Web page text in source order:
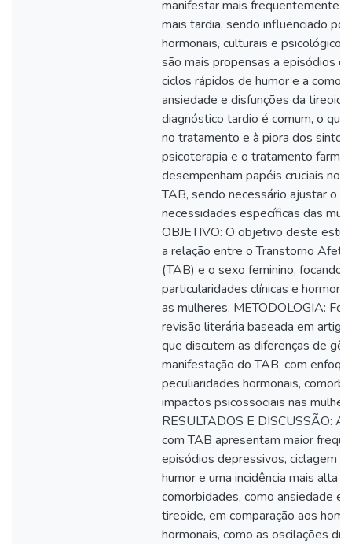
manifestar mais frequentemente
mais tardia, sendo influenciado
hormonais, culturais e
são mais propensas a episódios
ciclos rápidos de humor e a
ansiedade e disfunções da
diagnóstico tardio é comum, o
no tratamento e à piora dos
psicoterapia e o tratamento
desempenham papéis cruciais no
TAB, sendo necessário ajustar o
necessidades específicas das
OBJETIVO: O objetivo deste
a relação entre o Transtorno
(TAB) e o sexo feminino, focando
particularidades clínicas e
as mulheres. METODOLOGIA: Foi
revisão literária baseada em
que discutem as diferenças de
manifestação do TAB, com
peculiaridades hormonais,
impactos psicossociais nas
RESULTADOS E DISCUSSÃO:
com TAB apresentam maior
episódios depressivos, ciclagem
humor e uma incidência mais alta
comorbidades, como ansiedade e
tireoide, em comparação aos
hormonais, como as oscilações